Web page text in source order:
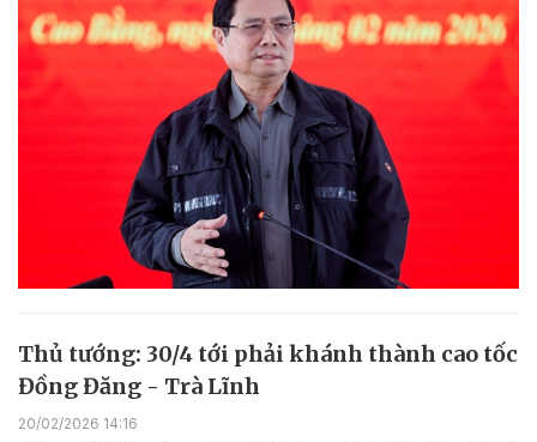
Thủ tướng: 30/4 tới phải khánh thành cao tốc
Đồng Đăng - Trà Lĩnh
20/02/2026 14:16